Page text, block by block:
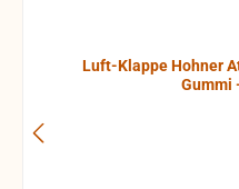
Luft-Klappe Hohner
Gummi